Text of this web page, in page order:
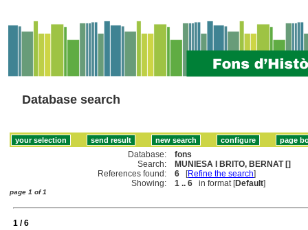
Database search
Database:
fons
Search:
MUNIESA I BRITO, BERNAT []
References found:
6 [Refine the search]
Showing:
1 .. 6 in format [Default]
page 1 of 1
1 / 6